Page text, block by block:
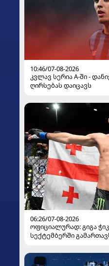
10:46/07-08-2026
კვლავ სერია A-ში -
ღირსებას დაიცავს
06:26/07-08-2026
ოფიციალურად: გიგა
სექტემბერში